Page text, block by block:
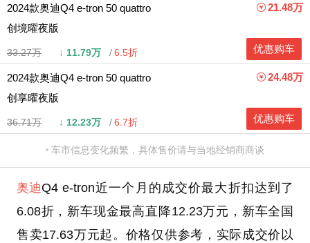
2024款奥迪Q4 e-tron 50 quattro
创境曜夜版
33.27万 ↓ 11.79万 6.5折
21.48万
优惠购车
2024款奥迪Q4 e-tron 50 quattro
创享曜夜版
36.71万 ↓ 12.23万 6.7折
24.48万
优惠购车
车市信息变化频繁，具体售价请与当地经销商商谈
奥迪Q4 e-tron近一个月的成交价最大折扣达到了
6.08折，新车现金最高直降12.23万元，新车全国
售卖17.63万元起。价格仅供参考，实际成交价以